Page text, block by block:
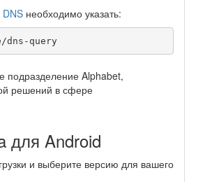
необходимо указать:
dns-query
подразделение Alphabet,
решений в сфере
для Android
и выберите версию для вашего